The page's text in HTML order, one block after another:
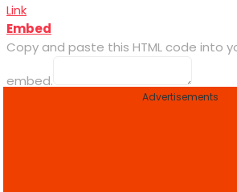
Link
Embed
Copy and paste this HTML code into
embed.
Advertisements